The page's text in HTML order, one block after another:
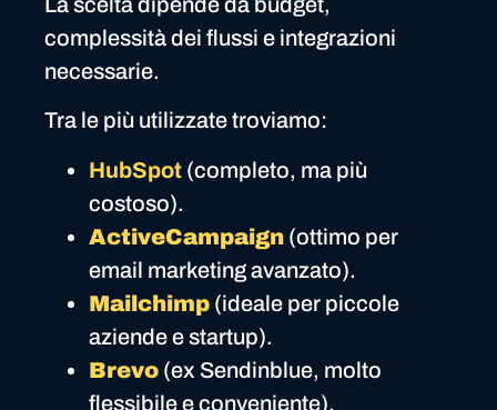
complessità dei flussi e integrazioni
necessarie.
Tra le più utilizzate troviamo:
HubSpot (completo, ma più
costoso).
ActiveCampaign (ottimo per
email marketing avanzato).
Mailchimp (ideale per piccole
aziende e startup).
Brevo (ex Sendinblue, molto
flessibile e conveniente).